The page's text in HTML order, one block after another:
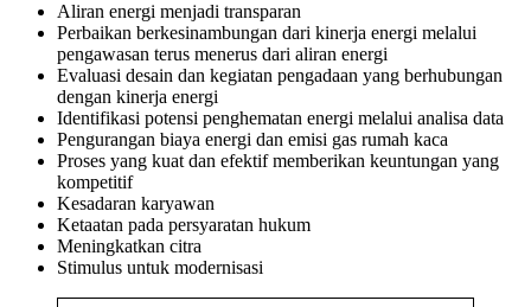
Aliran energi menjadi transparan
Perbaikan berkesinambungan dari kinerja energi melalui
pengawasan terus menerus dari aliran energi
Evaluasi desain dan kegiatan pengadaan yang berhubungan
dengan kinerja energi
Identifikasi potensi penghematan energi melalui analisa data
Pengurangan biaya energi dan emisi gas rumah kaca
Proses yang kuat dan efektif memberikan keuntungan yang
kompetitif
Kesadaran karyawan
Ketaatan pada persyaratan hukum
Meningkatkan citra
Stimulus untuk modernisasi